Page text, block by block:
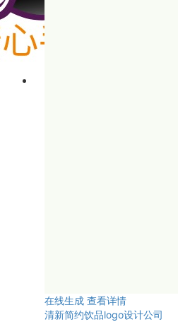
在线生成 查看详情
清新简约饮品logo设计公司